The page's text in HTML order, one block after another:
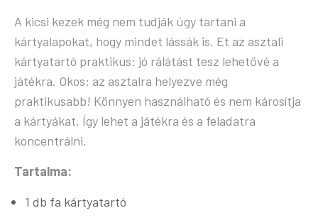
A kicsi kezek még nem tudják úgy tartani a
kártyalapokat, hogy mindet lássák is. Et az asztali
kártyatartó praktikus: jó rálátást tesz lehetővé a
játékra. Okos: az asztalra helyezve még
praktikusabb! Könnyen használható és nem károsítja
a kártyákat. Így lehet a játékra és a feladatra
koncentrálni.
Tartalma:
1 db fa kártyatartó